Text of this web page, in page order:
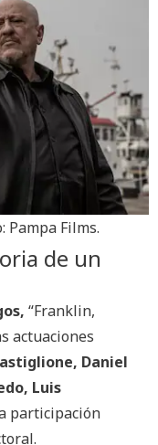
Films.
de un
“Franklin,
actuaciones
Daniel
Luis
participación